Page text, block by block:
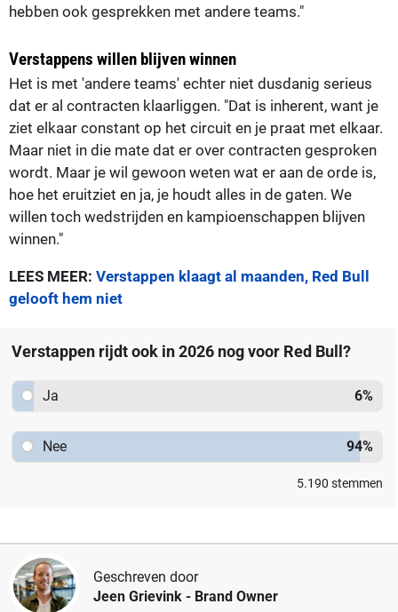
hebben ook gesprekken met andere teams."
Verstappens willen blijven winnen
Het is met 'andere teams' echter niet dusdanig serieus
dat er al contracten klaarliggen. "Dat is inherent, want je
ziet elkaar constant op het circuit en je praat met elkaar.
Maar niet in die mate dat er over contracten gesproken
wordt. Maar je wil gewoon weten wat er aan de orde is,
hoe het eruitziet en ja, je houdt alles in de gaten. We
willen toch wedstrijden en kampioenschappen blijven
winnen."
LEES MEER: Verstappen klaagt al maanden, Red Bull
gelooft hem niet
Verstappen rijdt ook in 2026 nog voor Red Bull?
Ja 6%
Nee 94%
5.190 stemmen
Geschreven door
Jeen Grievink - Brand Owner